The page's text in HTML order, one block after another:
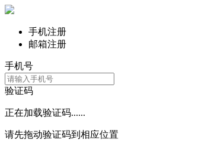
手机注册
邮箱注册
手机号
验证码
正在加载验证码......
请先拖动验证码到相应位置